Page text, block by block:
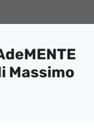
Massimo